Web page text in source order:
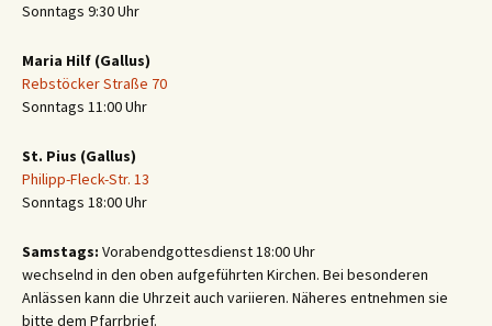
Sonntags 9:30 Uhr
Maria Hilf (Gallus)
Rebstöcker Straße 70
Sonntags 11:00 Uhr
St. Pius (Gallus)
Philipp-Fleck-Str. 13
Sonntags 18:00 Uhr
Samstags: Vorabendgottesdienst 18:00 Uhr
wechselnd in den oben aufgeführten Kirchen. Bei besonderen
Anlässen kann die Uhrzeit auch variieren. Näheres entnehmen sie
bitte dem Pfarrbrief.